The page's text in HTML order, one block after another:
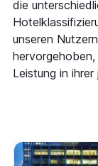
die
unseren
Leistung in